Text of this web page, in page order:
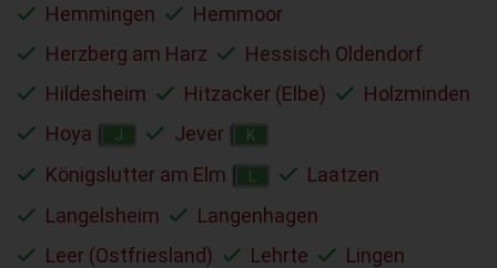
Hemmingen
Hemmoor
Herzberg am Harz
Hessisch Oldendorf
Hildesheim
Hitzacker (Elbe)
Holzminden
Hoya
J Jever K
Königslutter am Elm
Laatzen
Langelsheim
Langenhagen
Leer (Ostfriesland)
Lehrte
Lingen